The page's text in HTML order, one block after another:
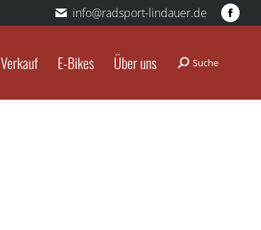
info@radsport-lindauer.de
new
Verkauf E-Bikes Über uns Search:
Suche